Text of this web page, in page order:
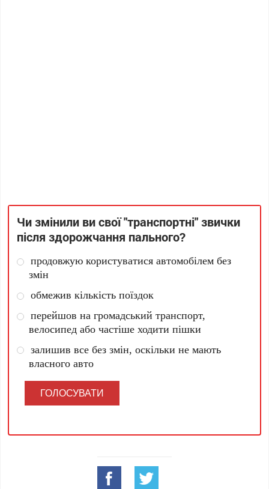
Чи змінили ви свої "транспортні" звички
після здорожчання пального?
продовжую користуватися автомобілем без
змін
обмежив кількість поїздок
перейшов на громадський транспорт,
велосипед або частіше ходити пішки
залишив все без змін, оскільки не мають
власного авто